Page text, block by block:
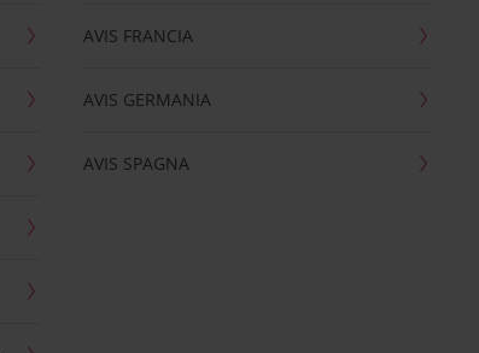
AVIS FRANCIA
AVIS GERMANIA
AVIS SPAGNA